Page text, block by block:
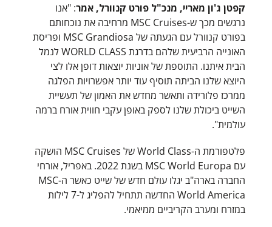
קפטן ג'ון מאריי, מנכ"ל פורט קנוורל, אמר: "אנו
נרגשים מכך ש-MSC Cruises מרחיבה את נוכחותם
בפורט קנוורל עם הגעתה של MSC Grandiosa ופריסת
האונייה הרביעית שלהם בדרגת WORLD CLASS לנמל
הבית איתנו. התוספת של אוניות יוצאות דופן אלו לצי
היוצא שלנו הביתה תוסיף עוד יותר אפשרויות הפלגה
ממרכז פלורידה ותאשר מחדש את האמון של תעשיית
השייט ביכולת שלנו לספק באופן עקבי חווית אורח ברמה
עולמית".
פלטפורמת ה-World Class של MSC Cruises הושקה
עם MSC World Europa בשנת 2022. באפריל, אורחי
החברה בארה"ב יגלו עולם חדש של שייט כאשר ה-MSC
World America החדשה תתחיל להפליג ל-7 לילות
במזרח ומערב הקריביים ממיאמי.